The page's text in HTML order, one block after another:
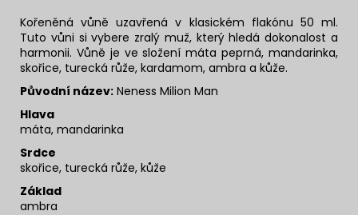
Kořeněná vůně uzavřená v klasickém flakónu 50 ml.
Tuto vůni si vybere zralý muž, který hledá dokonalost a
harmonii. Vůně je ve složení máta peprná, mandarinka,
skořice, turecká růže, kardamom, ambra a kůže.
Původní název: Neness Milion Man
Hlava
máta, mandarinka
Srdce
skořice, turecká růže, kůže
Základ
ambra